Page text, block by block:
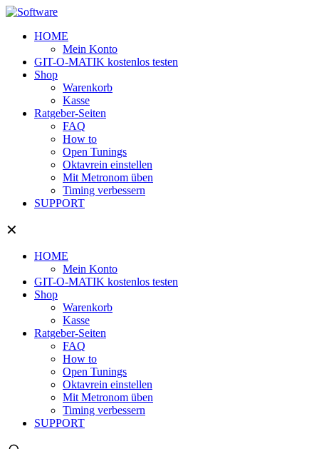
HOME
Mein Konto
GIT-O-MATIK kostenlos testen
Shop
Warenkorb
Kasse
Ratgeber-Seiten
FAQ
How to
Open Tunings
Oktavrein einstellen
Mit Metronom üben
Timing verbessern
SUPPORT
✕
HOME
Mein Konto
GIT-O-MATIK kostenlos testen
Shop
Warenkorb
Kasse
Ratgeber-Seiten
FAQ
How to
Open Tunings
Oktavrein einstellen
Mit Metronom üben
Timing verbessern
SUPPORT